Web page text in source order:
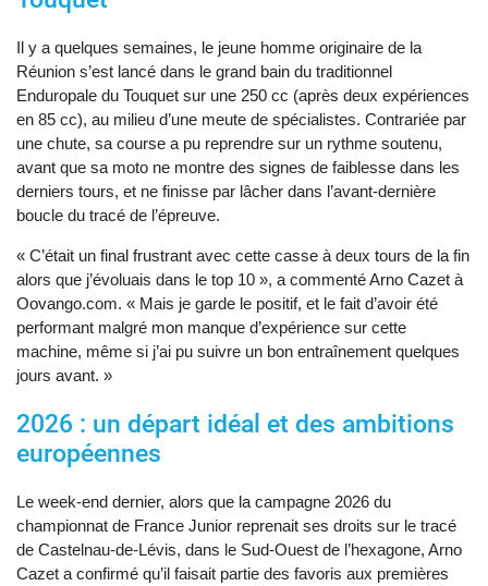
Il y a quelques semaines, le jeune homme originaire de la
Réunion s’est lancé dans le grand bain du traditionnel
Enduropale du Touquet sur une 250 cc (après deux expériences
en 85 cc), au milieu d’une meute de spécialistes. Contrariée par
une chute, sa course a pu reprendre sur un rythme soutenu,
avant que sa moto ne montre des signes de faiblesse dans les
derniers tours, et ne finisse par lâcher dans l’avant-dernière
boucle du tracé de l’épreuve.
« C’était un final frustrant avec cette casse à deux tours de la fin
alors que j’évoluais dans le top 10 », a commenté Arno Cazet à
Oovango.com. « Mais je garde le positif, et le fait d’avoir été
performant malgré mon manque d’expérience sur cette
machine, même si j’ai pu suivre un bon entraînement quelques
jours avant. »
2026 : un départ idéal et des ambitions
européennes
Le week-end dernier, alors que la campagne 2026 du
championnat de France Junior reprenait ses droits sur le tracé
de Castelnau-de-Lévis, dans le Sud-Ouest de l’hexagone, Arno
Cazet a confirmé qu’il faisait partie des favoris aux premières